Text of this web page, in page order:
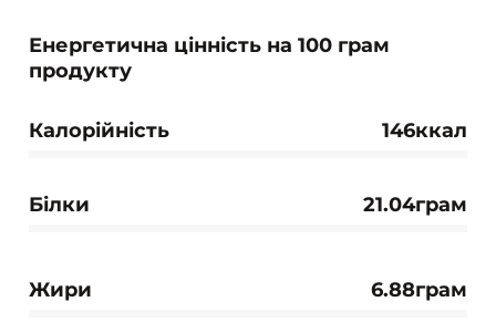
Енергетична цінність на 100 грам
продукту
Калорійність 146ккал
Білки 21.04грам
Жири 6.88грам